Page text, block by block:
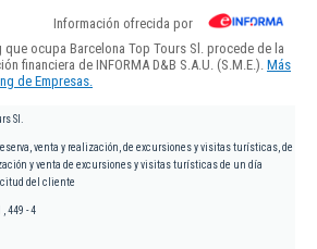
Información ofrecida por
que ocupa Barcelona Top Tours Sl. procede de la
financiera de INFORMA D&B S.A.U. (S.M.E.). Más
de Empresas.
Sl.
venta y realización, de excursiones y visitas turísticas, de
y venta de excursiones y visitas turísticas de un día
del cliente
449 - 4